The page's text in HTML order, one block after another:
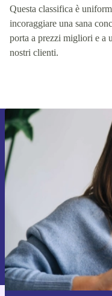
Questa classifica è
incoraggiare una sana
porta a prezzi migliori e a
nostri clienti.
Non
Per maggiori informazioni
Normativa sulla privacy